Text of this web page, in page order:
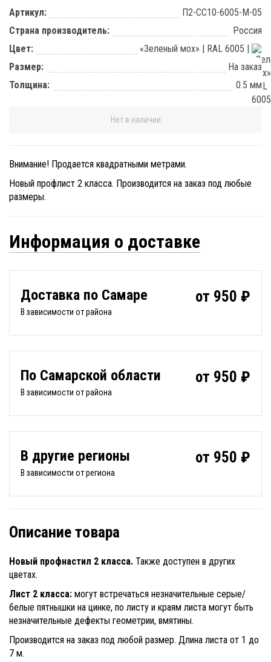
Артикул:
П2-СС10-6005-М-05
Страна производитель:
Россия
Цвет:
«Зеленый мох» | RAL 6005 |
Размер:
На заказ
Толщина:
0.5 мм
Нет в наличии
Внимание! Продается квадратными метрами.
Новый профлист 2 класса. Производится на заказ под любые
размеры.
Информация о доставке
Доставка по Самаре
В зависимости от района
от 950 ₽
По Самарской области
В зависимости от района
от 950 ₽
В другие регионы
В зависимости от региона
от 950 ₽
Описание товара
Новый профнастил 2 класса. Также доступен в других
цветах.
Лист 2 класса: могут встречаться незначительные серые/
белые пятнышки на цинке, по листу и краям листа могут быть
незначительные дефекты геометрии, вмятины.
Производится на заказ под любой размер. Длина листа от 1 до
7 м.